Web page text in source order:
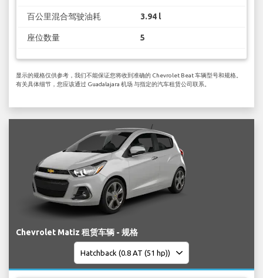
百公里混合驾驶油耗 3.94 l
座位数量 5
显示的规格仅供参考，我们不能保证您将收到准确的 Chevrolet Beat 车辆型号和规格。
有关具体细节，您应该通过 Guadalajara 机场 与指定的汽车租赁公司联系。
Chevrolet Matiz 租赁车辆 - 规格